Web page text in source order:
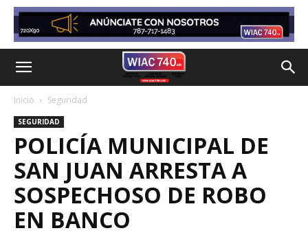
Inicio Seguridad
SEGURIDAD
POLICÍA MUNICIPAL DE
SAN JUAN ARRESTA A
SOSPECHOSO DE ROBO
EN BANCO